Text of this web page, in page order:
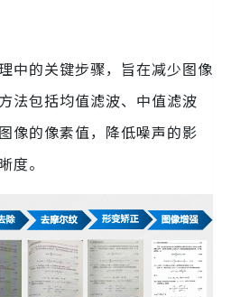
中的关键步骤，旨在减少图像
法包括均值滤波、中值滤波
像的像素值，降低噪声的影
度。